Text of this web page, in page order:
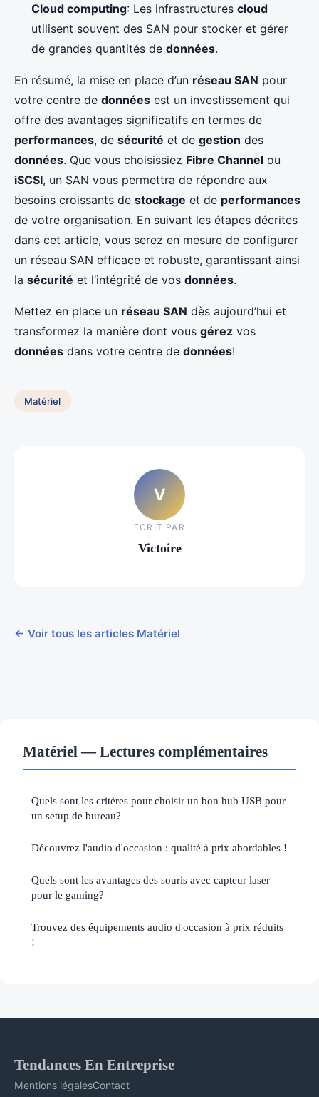
Cloud computing: Les infrastructures cloud
utilisent souvent des SAN pour stocker et gérer
de grandes quantités de données.
En résumé, la mise en place d’un réseau SAN pour
votre centre de données est un investissement qui
offre des avantages significatifs en termes de
performances, de sécurité et de gestion des
données. Que vous choisissiez Fibre Channel ou
iSCSI, un SAN vous permettra de répondre aux
besoins croissants de stockage et de performances
de votre organisation. En suivant les étapes décrites
dans cet article, vous serez en mesure de configurer
un réseau SAN efficace et robuste, garantissant ainsi
la sécurité et l’intégrité de vos données.
Mettez en place un réseau SAN dès aujourd’hui et
transformez la manière dont vous gérez vos
données dans votre centre de données!
Matériel
V
ECRIT PAR
Victoire
← Voir tous les articles Matériel
Matériel — Lectures complémentaires
Quels sont les critères pour choisir un bon hub USB pour
un setup de bureau?
Découvrez l'audio d'occasion : qualité à prix abordables !
Quels sont les avantages des souris avec capteur laser
pour le gaming?
Trouvez des équipements audio d'occasion à prix réduits
!
Tendances En Entreprise
Mentions légalesContact